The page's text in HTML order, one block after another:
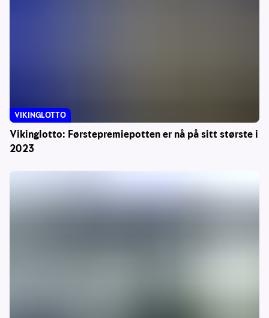
Vikinglotto: Førstepremiepotten er nå på sitt største i
2023
VIKINGLOTTO